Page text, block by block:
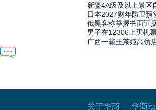
新疆4A级及以上景区
日本2027财年防卫预
俄黑客称掌握书面证
男子在12306上买机
广西一霸王茶姬高仿
关于华商 华商